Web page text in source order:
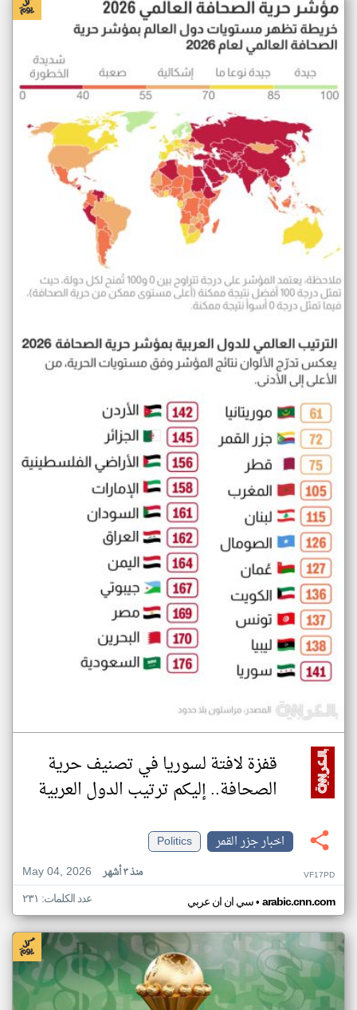
قفزة لافتة لسوريا في تصنيف حرية
الصحافة.. إليكم ترتيب الدول العربية
اخبار جزر القمر
Politics
May 04, 2026
منذ ٣ أشهر VF17PD
سي ان ان عربي• arabic.cnn.com عدد الكلمات: ٢٣١